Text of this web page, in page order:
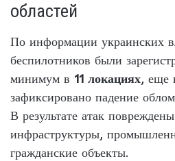
областей
По информации украинских
беспилотников были
минимум в 11 локациях, еще
зафиксировано падение
В результате атак
инфраструктуры,
гражданские объекты.